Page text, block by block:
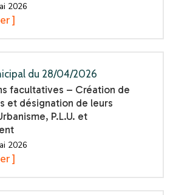
2026
]
du 28/04/2026
facultatives – Création de
et désignation de leurs
P.L.U. et
2026
]